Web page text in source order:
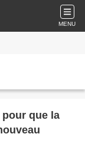
MENU
que la